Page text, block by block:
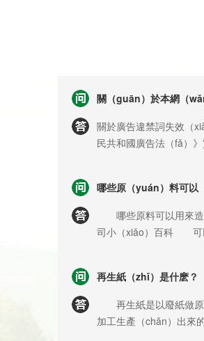
關（guān）於本網（
關於廣告違禁詞失效（
民共和國廣告法（fǎ）
主頁、圖片、標題、內
我公司主觀意願並即刻
發現“違禁詞”請告知客
各位（wèi）客（kè）戶
哪些原（yuán）料可以
哪些原料可以用來
司小（xiǎo）百科 可
等，還有廢（fèi）物再
紙等（děng）等。簡
泛。 造（zào）紙設
再生紙（zhǐ）是什麽？
再生紙是以廢紙做原
加工生產（chǎn）出來的紙張。 其原（yuán）